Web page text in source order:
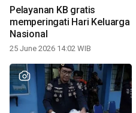
Pelayanan KB gratis
memperingati Hari Keluarga
Nasional
25 June 2026 14:02 WIB